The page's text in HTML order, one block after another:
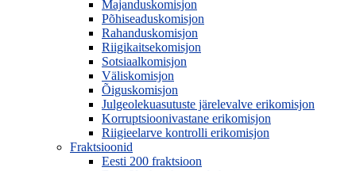
Majanduskomisjon
Põhiseaduskomisjon
Rahanduskomisjon
Riigikaitsekomisjon
Sotsiaalkomisjon
Väliskomisjon
Õiguskomisjon
Julgeolekuasutuste järelevalve erikomisjon
Korruptsioonivastane erikomisjon
Riigieelarve kontrolli erikomisjon
Fraktsioonid
Eesti 200 fraktsioon